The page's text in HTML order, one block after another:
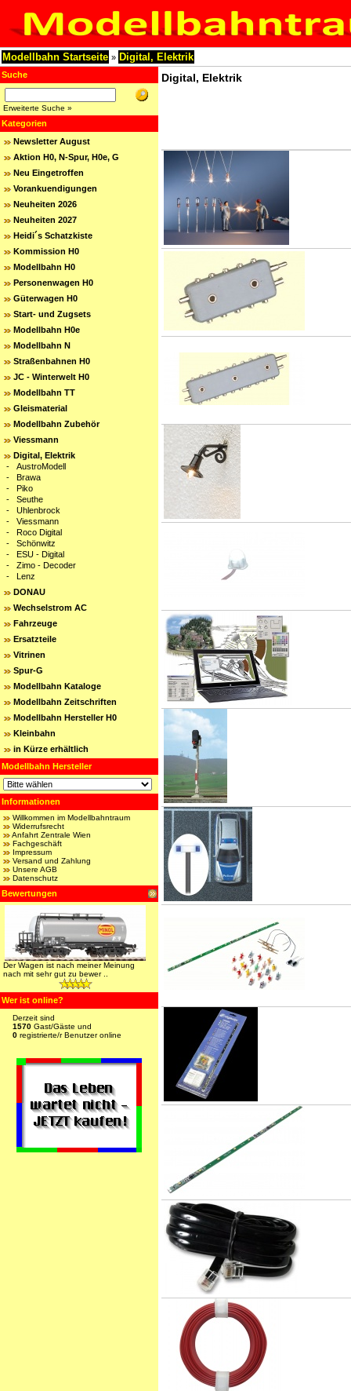
Modellbahn Startseite » Digital, Elektrik
Suche
Erweiterte Suche »
Kategorien
Newsletter August
Aktion H0, N-Spur, H0e, G
Neu Eingetroffen
Vorankuendigungen
Neuheiten 2026
Neuheiten 2027
Heidi´s Schatzkiste
Kommission H0
Modellbahn H0
Personenwagen H0
Güterwagen H0
Start- und Zugsets
Modellbahn H0e
Modellbahn N
Straßenbahnen H0
JC - Winterwelt H0
Modellbahn TT
Gleismaterial
Modellbahn Zubehör
Viessmann
Digital, Elektrik
- AustroModell
- Brawa
- Piko
- Seuthe
- Uhlenbrock
- Viessmann
- Roco Digital
- Schönwitz
- ESU - Digital
- Zimo - Decoder
- Lenz
DONAU
Wechselstrom AC
Fahrzeuge
Ersatzteile
Vitrinen
Spur-G
Modellbahn Kataloge
Modellbahn Zeitschriften
Modellbahn Hersteller H0
Kleinbahn
in Kürze erhältlich
Modellbahn Hersteller
Informationen
Willkommen im Modellbahntraum
Widerrufsrecht
Anfahrt Zentrale Wien
Fachgeschäft
Impressum
Versand und Zahlung
Unsere AGB
Datenschutz
Bewertungen
Der Wagen ist nach meiner Meinung
nach mit sehr gut zu bewer ..
Wer ist online?
Derzeit sind
1570 Gast/Gäste und
0 registrierte/r Benutzer online
Digital, Elektrik